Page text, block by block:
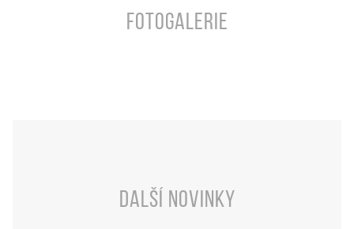
Fotogalerie
Další novinky